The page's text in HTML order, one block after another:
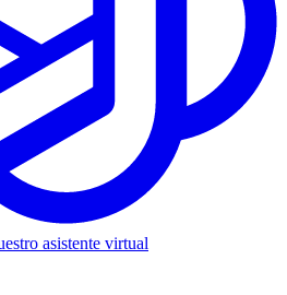
asistente virtual